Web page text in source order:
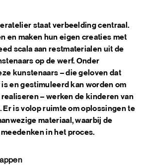
staat verbeelding centraal.
en maken hun eigen creaties met
scala aan restmaterialen uit de
op de werf. Onder
kunstenaars – die geloven dat
en gestimuleerd kan worden om
– werken de kinderen van
Er is volop ruimte om oplossingen te
materiaal, waarbij de
in het proces.